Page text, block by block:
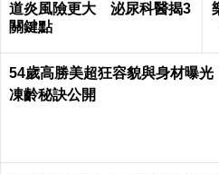
道炎風險更大 泌尿科醫揭3
關鍵點
54歲高勝美超狂容貌與身材曝光
凍齡秘訣公開